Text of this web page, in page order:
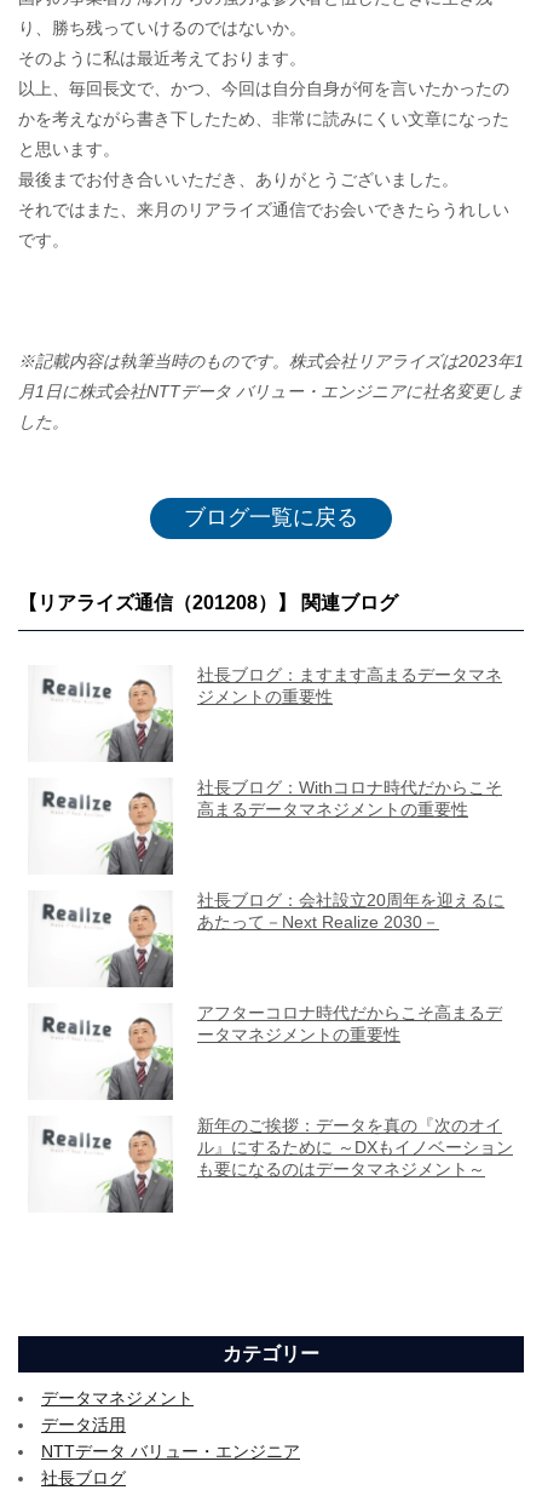
り、勝ち残っていけるのではないか。
そのように私は最近考えております。
以上、毎回長文で、かつ、今回は自分自身が何を言いたかったの
かを考えながら書き下したため、非常に読みにくい文章になった
と思います。
最後までお付き合いいただき、ありがとうございました。
それではまた、来月のリアライズ通信でお会いできたらうれしい
です。
※記載内容は執筆当時のものです。株式会社リアライズは2023年1
月1日に株式会社NTTデータ バリュー・エンジニアに社名変更しま
した。
ブログ一覧に戻る
【リアライズ通信（201208）】 関連ブログ
カテゴリー
データマネジメント
データ活用
NTTデータ バリュー・エンジニア
社長ブログ